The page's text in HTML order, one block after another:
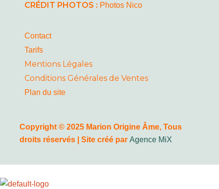
CRÉDIT PHOTOS : Photos Nico
Contact
Tarifs
Mentions Légales
Conditions Générales de Ventes
Plan du site
Copyright © 2025 Marion Origine Âme, Tous
droits réservés | Site créé par Agence MiX